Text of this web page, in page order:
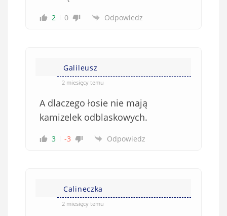
2 0 Odpowiedz
Galileusz
2 miesięcy temu
A dlaczego łosie nie mają
kamizelek odblaskowych.
3 -3 Odpowiedz
Calineczka
2 miesięcy temu